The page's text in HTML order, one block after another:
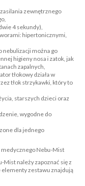
zewnętrznego
4 sekundy),
hipertonicznymi,
nebulizacji można go
higieny nosa i zatok, jak
zapalnych,
tłokowy działa w
tłok strzykawki, który to
starszych dzieci oraz
wygodne do
dla jednego
Nebu-Mist
należy zapoznać się z
zestawu znajdują